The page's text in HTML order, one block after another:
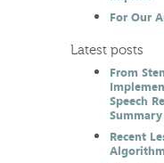
For Our
Latest posts
From
Speech
Summary
Recent